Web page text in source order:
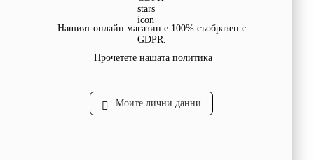
Нашият онлайн магазин е 100% съобразен с
GDPR.
Прочетете нашата политика
Моите лични данни